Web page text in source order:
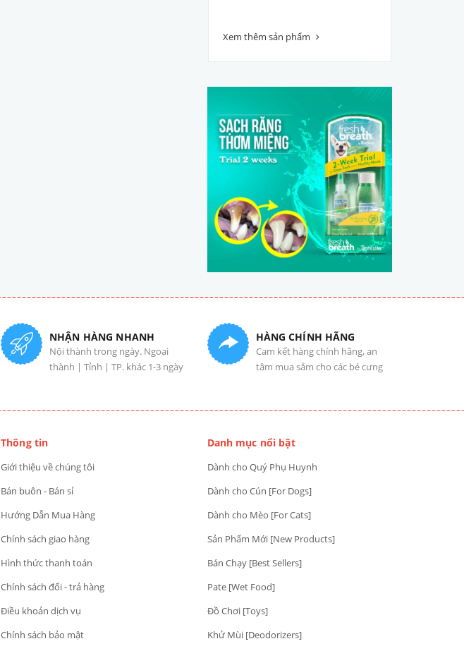
Xem thêm sản phẩm
NHẬN HÀNG NHANH
Nội thành trong ngày. Ngoại
thành | Tỉnh | TP. khác 1-3 ngày
HÀNG CHÍNH HÃNG
Cam kết hàng chính hãng, an
tâm mua sắm cho các bé cưng
Thông tin
Giới thiệu về chúng tôi
Bán buôn - Bán sỉ
Hướng Dẫn Mua Hàng
Chính sách giao hàng
Hình thức thanh toán
Chính sách đổi - trả hàng
Điều khoản dịch vụ
Chính sách bảo mật
Danh mục nổi bật
Dành cho Quý Phụ Huynh
Dành cho Cún [For Dogs]
Dành cho Mèo [For Cats]
Sản Phẩm Mới [New Products]
Bán Chạy [Best Sellers]
Pate [Wet Food]
Đồ Chơi [Toys]
Khử Mùi [Deodorizers]